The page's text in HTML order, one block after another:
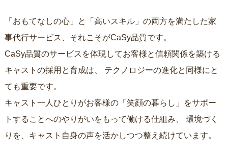
「おもてなしの心」と「高いスキル」の両方を満たした家
事代行サービス、それこそがCaSy品質です。
CaSy品質のサービスを体現してお客様と信頼関係を築ける
キャストの採用と育成は、
ても重要です。
キャスト一人ひとりがお客様の「笑顔の暮らし」をサポー
トすることへのやりがいをもって働ける仕組み、
りを、キャスト自身の声を活かしつつ整え続けています。